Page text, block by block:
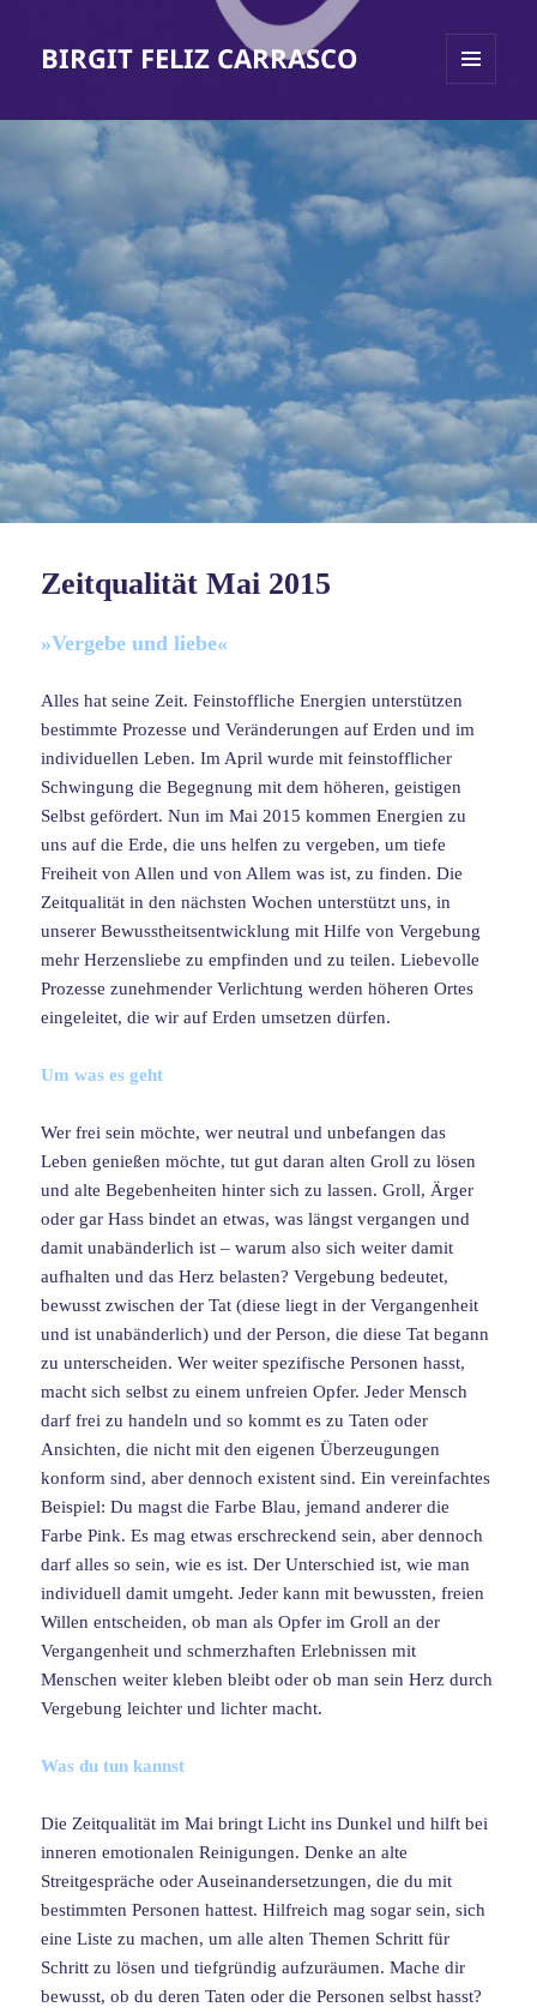
BIRGIT FELIZ CARRASCO
Zeitqualität Mai 2015
»Vergebe und liebe«
Alles hat seine Zeit. Feinstoffliche Energien unterstützen
bestimmte Prozesse und Veränderungen auf Erden und im
individuellen Leben. Im April wurde mit feinstofflicher
Schwingung die Begegnung mit dem höheren, geistigen
Selbst gefördert. Nun im Mai 2015 kommen Energien zu
uns auf die Erde, die uns helfen zu vergeben, um tiefe
Freiheit von Allen und von Allem was ist, zu finden. Die
Zeitqualität in den nächsten Wochen unterstützt uns, in
unserer Bewusstheitsentwicklung mit Hilfe von Vergebung
mehr Herzensliebe zu empfinden und zu teilen. Liebevolle
Prozesse zunehmender Verlichtung werden höheren Ortes
eingeleitet, die wir auf Erden umsetzen dürfen.
Um was es geht
Wer frei sein möchte, wer neutral und unbefangen das
Leben genießen möchte, tut gut daran alten Groll zu lösen
und alte Begebenheiten hinter sich zu lassen. Groll, Ärger
oder gar Hass bindet an etwas, was längst vergangen und
damit unabänderlich ist – warum also sich weiter damit
aufhalten und das Herz belasten? Vergebung bedeutet,
bewusst zwischen der Tat (diese liegt in der Vergangenheit
und ist unabänderlich) und der Person, die diese Tat begann
zu unterscheiden. Wer weiter spezifische Personen hasst,
macht sich selbst zu einem unfreien Opfer. Jeder Mensch
darf frei zu handeln und so kommt es zu Taten oder
Ansichten, die nicht mit den eigenen Überzeugungen
konform sind, aber dennoch existent sind. Ein vereinfachtes
Beispiel: Du magst die Farbe Blau, jemand anderer die
Farbe Pink. Es mag etwas erschreckend sein, aber dennoch
darf alles so sein, wie es ist. Der Unterschied ist, wie man
individuell damit umgeht. Jeder kann mit bewussten, freien
Willen entscheiden, ob man als Opfer im Groll an der
Vergangenheit und schmerzhaften Erlebnissen mit
Menschen weiter kleben bleibt oder ob man sein Herz durch
Vergebung leichter und lichter macht.
Was du tun kannst
Die Zeitqualität im Mai bringt Licht ins Dunkel und hilft bei
inneren emotionalen Reinigungen. Denke an alte
Streitgespräche oder Auseinandersetzungen, die du mit
bestimmten Personen hattest. Hilfreich mag sogar sein, sich
eine Liste zu machen, um alle alten Themen Schritt für
Schritt zu lösen und tiefgründig aufzuräumen. Mache dir
bewusst, ob du deren Taten oder die Personen selbst hasst?